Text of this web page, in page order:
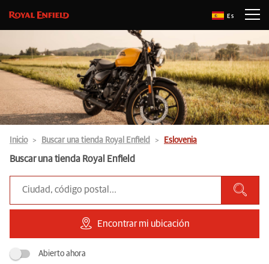
Es
Inicio Buscar una tienda Royal Enfield Eslovenia
Buscar una tienda Royal Enfield
Encontrar mi ubicación
Abierto ahora